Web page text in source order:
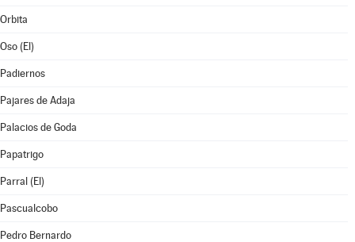
Orbita
Oso (El)
Padiernos
Pajares de Adaja
Palacios de Goda
Papatrigo
Parral (El)
Pascualcobo
Pedro Bernardo